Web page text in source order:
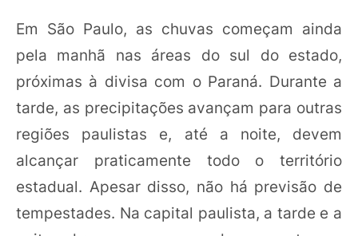
Em São Paulo, as chuvas começam ainda
pela manhã nas áreas do sul do estado,
próximas à divisa com o Paraná. Durante a
tarde, as precipitações avançam para outras
regiões paulistas e, até a noite, devem
alcançar praticamente todo o território
estadual. Apesar disso, não há previsão de
tempestades. Na capital paulista, a tarde e a